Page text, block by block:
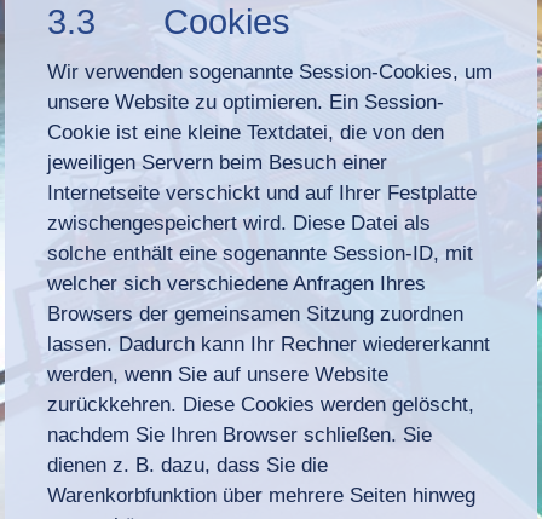
3.3 Cookies
Wir verwenden sogenannte Session-Cookies, um
unsere Website zu optimieren. Ein Session-
Cookie ist eine kleine Textdatei, die von den
jeweiligen Servern beim Besuch einer
Internetseite verschickt und auf Ihrer Festplatte
zwischengespeichert wird. Diese Datei als
solche enthält eine sogenannte Session-ID, mit
welcher sich verschiedene Anfragen Ihres
Browsers der gemeinsamen Sitzung zuordnen
lassen. Dadurch kann Ihr Rechner wiedererkannt
werden, wenn Sie auf unsere Website
zurückkehren. Diese Cookies werden gelöscht,
nachdem Sie Ihren Browser schließen. Sie
dienen z. B. dazu, dass Sie die
Warenkorbfunktion über mehrere Seiten hinweg